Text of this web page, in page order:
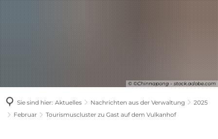
© ©Chinnapong - stock.adobe.com
Sie sind hier: Aktuelles Nachrichten aus der Verwaltung
2025
Februar
Tourismuscluster zu Gast auf dem Vulkanhof